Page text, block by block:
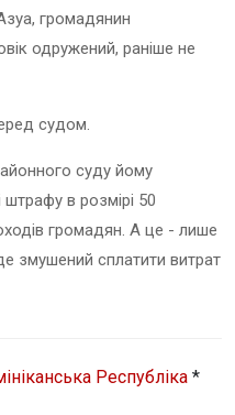
, громадянин
одружений, раніше не
судом.
суду йому
в розмірі 50
громадян. А це - лише
змушений сплатити витрат
Республіка *